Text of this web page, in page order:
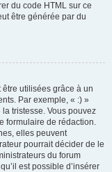
du code HTML sur ce
être générée par du
utilisées grâce à un
Par exemple, « :) »
tristesse. Vous pouvez
formulaire de rédaction.
elles peuvent
pourrait décider de le
du forum
est possible d’insérer